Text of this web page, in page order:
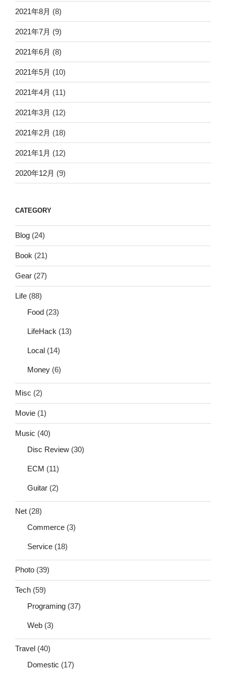
2021年8月 (8)
2021年7月 (9)
2021年6月 (8)
2021年5月 (10)
2021年4月 (11)
2021年3月 (12)
2021年2月 (18)
2021年1月 (12)
2020年12月 (9)
CATEGORY
Blog (24)
Book (21)
Gear (27)
Life (88)
Food (23)
LifeHack (13)
Local (14)
Money (6)
Misc (2)
Movie (1)
Music (40)
Disc Review (30)
ECM (11)
Guitar (2)
Net (28)
Commerce (3)
Service (18)
Photo (39)
Tech (59)
Programing (37)
Web (3)
Travel (40)
Domestic (17)